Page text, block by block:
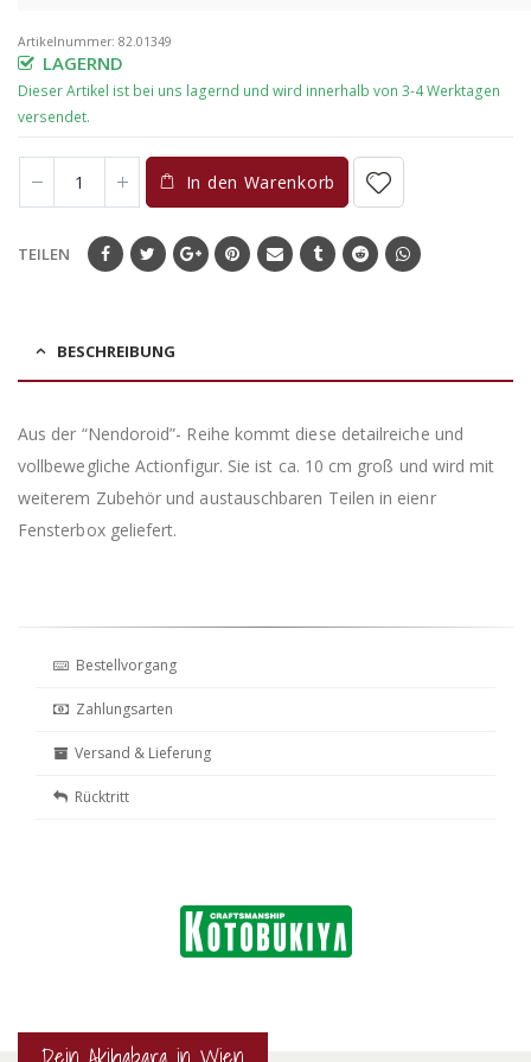
Artikelnummer: 82.01349
LAGERND
In den Warenkorb
TEILEN
BESCHREIBUNG
Aus der “Nendoroid”- Reihe kommt diese detailreiche und
vollbewegliche Actionfigur. Sie ist ca. 10 cm groß und wird mit
weiterem Zubehör und austauschbaren Teilen in eienr
Fensterbox geliefert.
Bestellvorgang
Zahlungsarten
Versand & Lieferung
Rücktritt